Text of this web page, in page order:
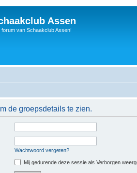
Assen
forum van Schaakclub Assen!
de groepsdetails te zien.
Wachtwoord vergeten?
Mij gedurende deze sessie als Verborgen